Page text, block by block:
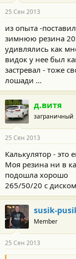
25 Сен 2013
из опыта -
зимнюю резина
удивлялись как
видок у нее был
застревал - тоже
лошади ...
д.витя
заграничный
25 Сен 2013
Калькулятор - это
Moя резина ни в
подошла хорошо
265/50/20 с
susik-
Member
25 Сен 2013